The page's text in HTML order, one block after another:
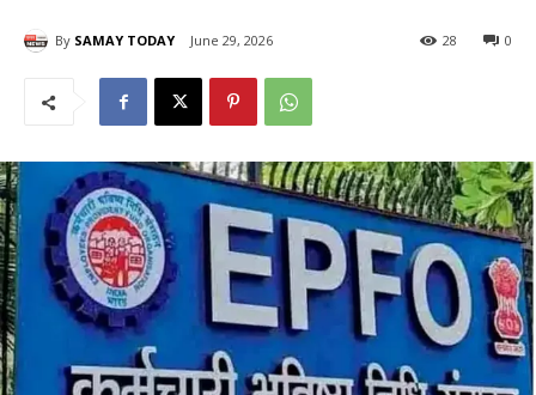
By SAMAY TODAY June 29, 2026 0
28